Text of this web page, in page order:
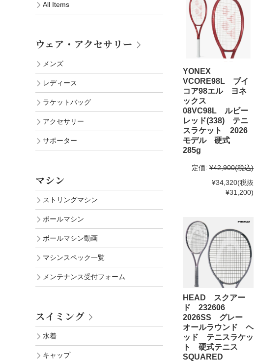
YONEX
VCORE98L ブイ
コア98エル ヨネ
ックス
08VC98L ルビー
レッド(338) テニ
スラケット 2026
モデル 硬式
285g
定価: ¥42,900(税込)
¥34,320(税抜
¥31,200)
HEAD スクアー
ド 232606
2026SS グレー
オールラウンド ヘ
ッド テニスラケッ
ト 硬式テニス
SQUARED
All Items
ウェア・アクセサリー
メンズ
レディース
ラケットバッグ
アクセサリー
サポーター
マシン
ストリングマシン
ボールマシン
ボールマシン動画
マシンスペック一覧
メンテナンス受付フォーム
スイミング
水着
キャップ